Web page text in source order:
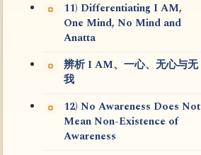
11) Differentiating I AM,
One Mind, No Mind and
Anatta
辨析 I AM、一心、无心与无
我
12) No Awareness Does Not
Mean Non-Existence of
Awareness